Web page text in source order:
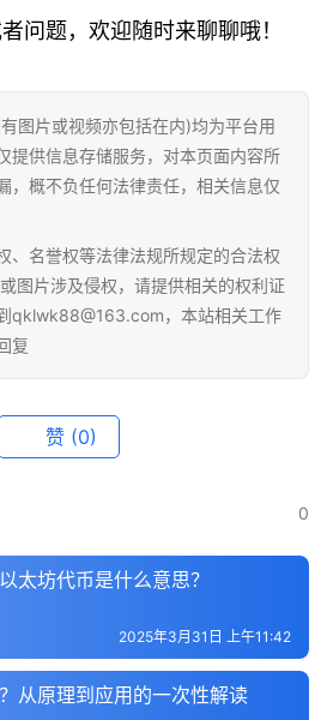
问题，欢迎随时来聊聊哦！
图片或视频亦包括在内)均为平台用
提供信息存储服务，对本页面内容所
，概不负任何法律责任，相关信息仅
、名誉权等法律法规所规定的合法权
图片涉及侵权，请提供相关的权利证
qklwk88@163.com，本站相关工作
复
赞 (0)
0
太坊代币是什么意思？
2025年3月31日 上午11:42
从原理到应用的一次性解读